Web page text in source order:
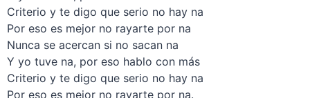
Criterio y te digo que serio no hay na
Por eso es mejor no rayarte por na
Nunca se acercan si no sacan na
Y yo tuve na, por eso hablo con más
Criterio y te digo que serio no hay na
Por eso es mejor no rayarte por na.